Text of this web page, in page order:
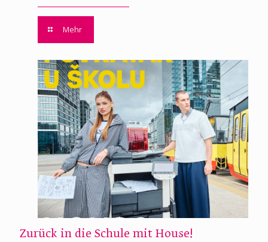
Mehr
Zurück in die Schule mit House!